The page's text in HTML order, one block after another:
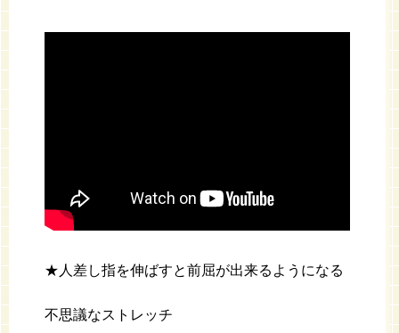
★人差し指を伸ばすと前屈が出来るようになる
不思議なストレッチ